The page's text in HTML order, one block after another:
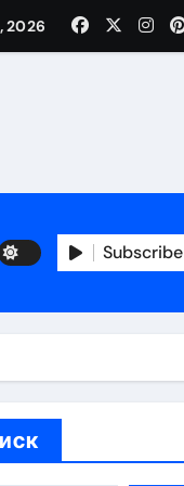
мест отдыха
2026
Subscribe